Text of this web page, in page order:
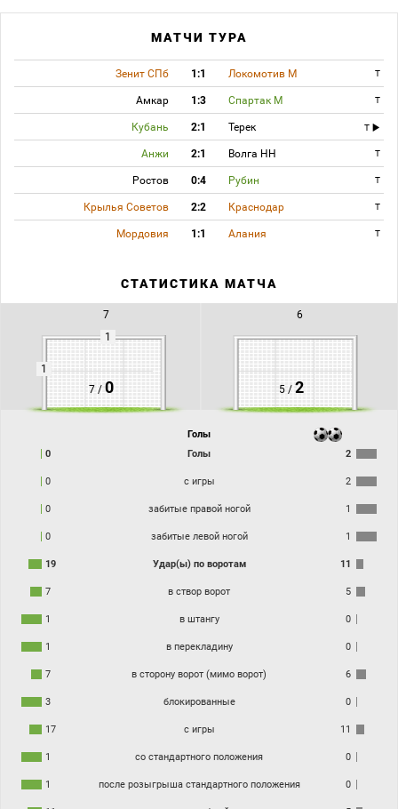
МАТЧИ ТУРА
Зенит СПб 1:1 Локомотив М T
Амкар 1:3 Спартак М T
Кубань 2:1 Терек T
Анжи 2:1 Волга НН T
Ростов 0:4 Рубин T
Крылья Советов 2:2 Краснодар T
Мордовия 1:1 Алания T
СТАТИСТИКА МАТЧА
7
1
1
7 /0
6
5 /2
Голы
0
Голы 2
0 с игры 2
0 забитые правой ногой 1
0 забитые левой ногой 1
19 Удар(ы) по воротам 11
7 в створ ворот 5
1 в штангу 0
1 в перекладину 0
7 в сторону ворот (мимо ворот) 6
3 блокированные 0
17 с игры 11
1 со стандартного положения 0
1 после розыгрыша стандартного положения 0